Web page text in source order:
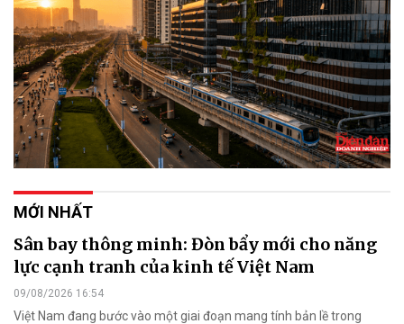
MỚI NHẤT
Sân bay thông minh: Đòn bẩy mới cho năng
lực cạnh tranh của kinh tế Việt Nam
09/08/2026 16:54
Việt Nam đang bước vào một giai đoạn mang tính bản lề trong